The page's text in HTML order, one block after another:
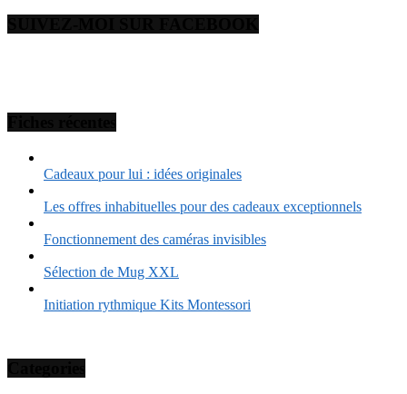
Cadeaux pour lui : idées originales
Les offres inhabituelles pour des cadeaux exceptionnels
Fonctionnement des caméras invisibles
Sélection de Mug XXL
Initiation rythmique Kits Montessori